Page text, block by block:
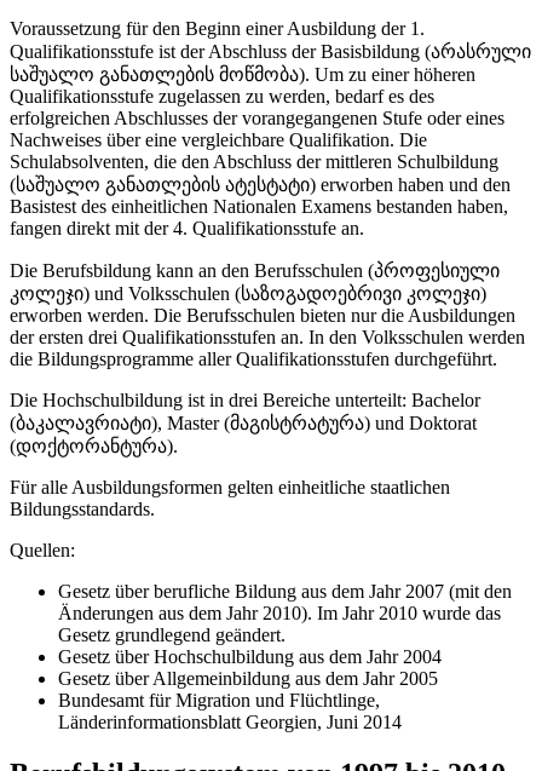
Voraussetzung für den Beginn einer Ausbildung der 1.
Qualifikationsstufe ist der Abschluss der Basisbildung (არასრული
საშუალო განათლების მოწმობა). Um zu einer höheren
Qualifikationsstufe zugelassen zu werden, bedarf es des
erfolgreichen Abschlusses der vorangegangenen Stufe oder eines
Nachweises über eine vergleichbare Qualifikation. Die
Schulabsolventen, die den Abschluss der mittleren Schulbildung
(საშუალო განათლების ატესტატი) erworben haben und den
Basistest des einheitlichen Nationalen Examens bestanden haben,
fangen direkt mit der 4. Qualifikationsstufe an.
Die Berufsbildung kann an den Berufsschulen (პროფესიული
კოლეჯი) und Volksschulen (საზოგადოებრივი კოლეჯი)
erworben werden. Die Berufsschulen bieten nur die Ausbildungen
der ersten drei Qualifikationsstufen an. In den Volksschulen werden
die Bildungsprogramme aller Qualifikationsstufen durchgeführt.
Die Hochschulbildung ist in drei Bereiche unterteilt: Bachelor
(ბაკალავრიატი), Master (მაგისტრატურა) und Doktorat
(დოქტორანტურა).
Für alle Ausbildungsformen gelten einheitliche staatlichen
Bildungsstandards.
Quellen:
Gesetz über berufliche Bildung aus dem Jahr 2007 (mit den
Änderungen aus dem Jahr 2010). Im Jahr 2010 wurde das
Gesetz grundlegend geändert.
Gesetz über Hochschulbildung aus dem Jahr 2004
Gesetz über Allgemeinbildung aus dem Jahr 2005
Bundesamt für Migration und Flüchtlinge,
Länderinformationsblatt Georgien, Juni 2014